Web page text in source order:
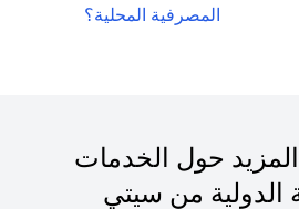
المصرفية المحلية؟
حول الخدمات
الدولية من سيتي